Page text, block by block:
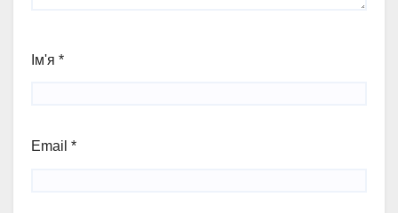
Ім'я *
Email *